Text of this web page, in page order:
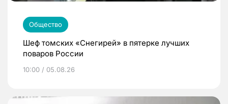
Общество
Шеф томских «Снегирей» в пятерке лучших
поваров России
10:00 / 05.08.26